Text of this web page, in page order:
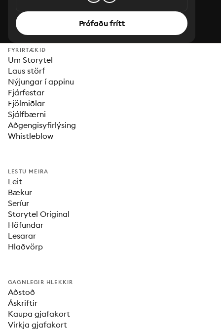
Prófaðu frítt
FYRIRTÆKIÐ
Um Storytel
Laus störf
Nýjungar í appinu
Fjárfestar
Fjölmiðlar
Sjálfbærni
Aðgengisyfirlýsing
Whistleblow
LESTU MEIRA
Leit
Bækur
Seríur
Storytel Original
Höfundar
Lesarar
Hlaðvörp
GAGNLEGIR HLEKKIR
Aðstoð
Áskriftir
Kaupa gjafakort
Virkja gjafakort